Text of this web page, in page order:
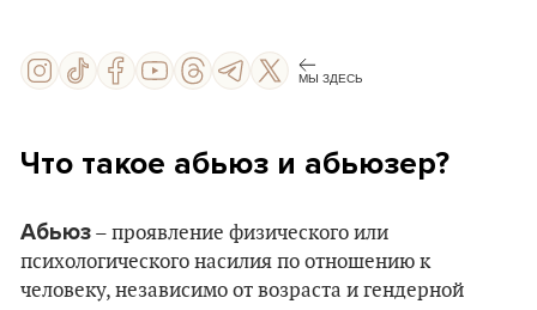
МЫ ЗДЕСЬ
Что такое абьюз и абьюзер?
Абьюз – проявление физического или
психологического насилия по отношению к
человеку, независимо от возраста и гендерной